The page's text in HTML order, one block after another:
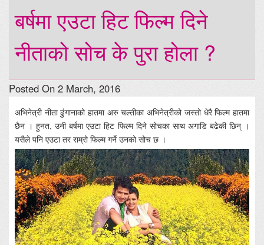
बर्षमा एउटा हिट फिल्म दिने
नीताको सोच के पुरा होला ?
Posted On 2 March, 2016
अभिनेत्री नीता ढुंगानाको हातमा अरु चल्तीका अभिनेत्रीको जस्तो धेरै फिल्म हातमा
छैन । हुनत, उनी बर्षमा एउटा हिट फिल्म दिने सोचका साथ अगाडि बढेकी छिन् ।
यसैले पनि एउटा तर राम्रो फिल्म गर्ने उनको सोच छ ।